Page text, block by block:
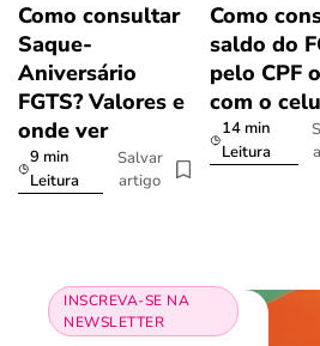
Como consultar
Saque-
Aniversário
FGTS? Valores e
onde ver
9 min
Leitura
Salvar
artigo
Como
saldo do
pelo CPF
com o
14 min
Leitura
INSCREVA-SE NA
NEWSLETTER